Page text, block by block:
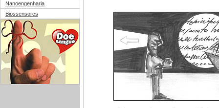
Nanoengenharia
Biossensores